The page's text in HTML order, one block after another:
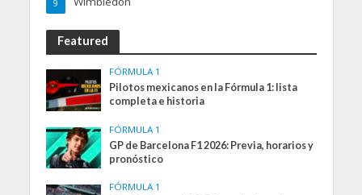
9
Featured
FÓRMULA 1
Pilotos mexicanos en la Fórmula 1: lista
completa e historia
FÓRMULA 1
GP de Barcelona F1 2026: Previa, horarios y
pronóstico
FÓRMULA 1